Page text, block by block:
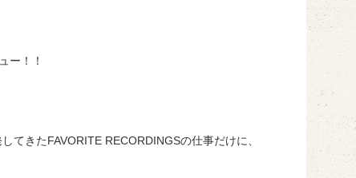
ー！！
きたFAVORITE RECORDINGSの仕事だけに、